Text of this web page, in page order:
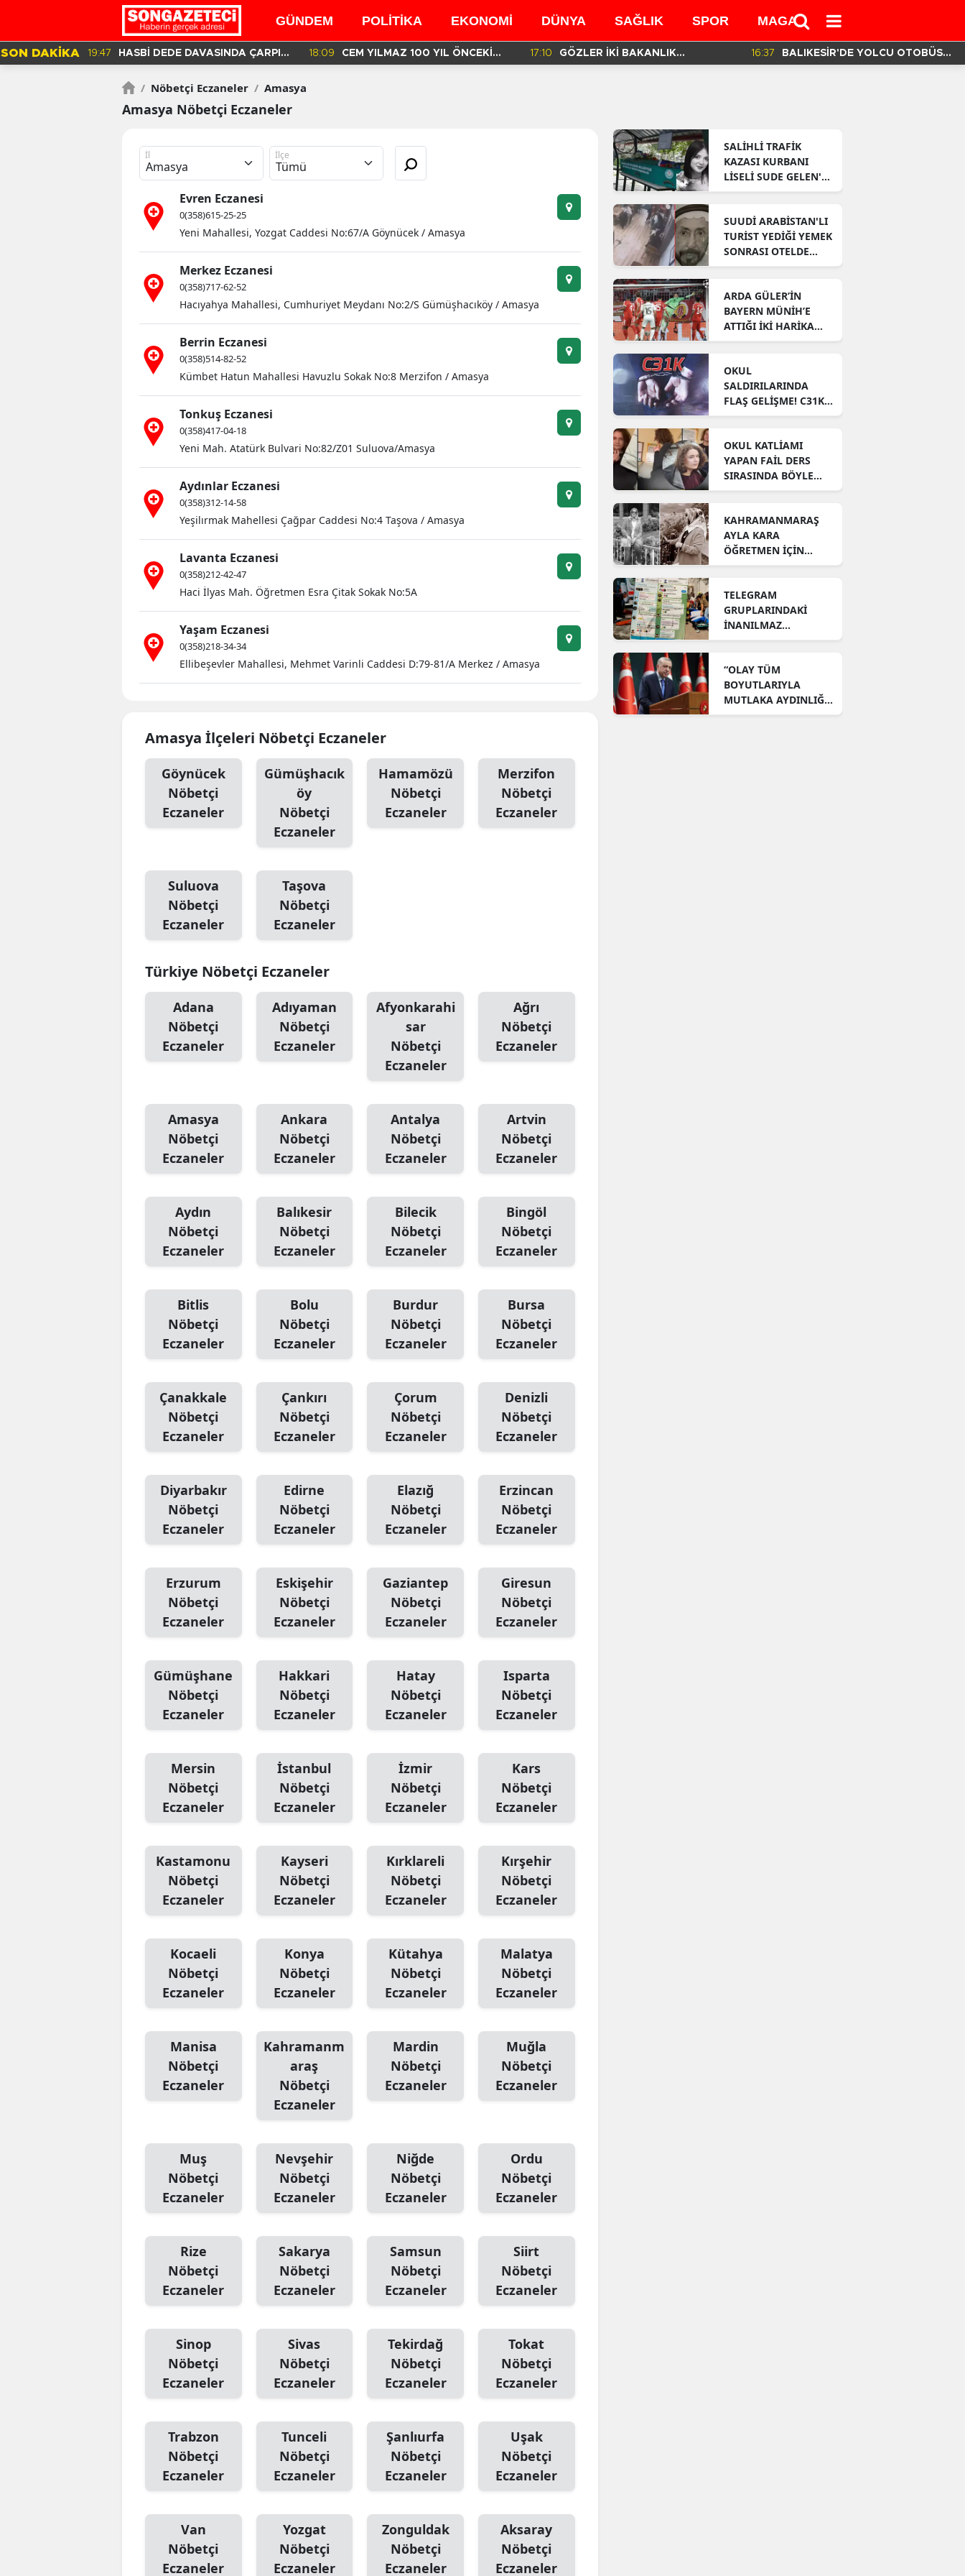
GÜNDEM POLİTİKA EKONOMİ DÜNYA SAĞLIK SPOR MAGAZİN
SON DAKİKA 19:47
HASBİ DEDE DAVASINDA ÇARPICI
DETAYLAR İLE DİJİTAL İZLER!
18:09
CEM YILMAZ 100 YIL ÖNCEKİ
BENZER GÖRÜNTÜSÜ İÇİN NE
17:10
GÖZLER İKİ BAKANLIK
MÜFETTİŞLERİNİN HAZIRLADIĞI
16:37
BALIKESİR'DE YOLCU OTOBÜSÜ
DEVRİLDİ! 3 ÖLÜ 30 YARALI VAR!
/ Nöbetçi Eczaneler / Amasya
Amasya Nöbetçi Eczaneler
İl İlçe
Evren Eczanesi
0(358)615-25-25
Yeni Mahallesi, Yozgat Caddesi No:67/A Göynücek / Amasya
Merkez Eczanesi
0(358)717-62-52
Hacıyahya Mahallesi, Cumhuriyet Meydanı No:2/S Gümüşhacıköy / Amasya
Berrin Eczanesi
0(358)514-82-52
Kümbet Hatun Mahallesi Havuzlu Sokak No:8 Merzifon / Amasya
Tonkuş Eczanesi
0(358)417-04-18
Yeni Mah. Atatürk Bulvari No:82/Z01 Suluova/Amasya
Aydınlar Eczanesi
0(358)312-14-58
Yeşilırmak Mahellesi Çağpar Caddesi No:4 Taşova / Amasya
Lavanta Eczanesi
0(358)212-42-47
Haci İlyas Mah. Öğretmen Esra Çitak Sokak No:5A
Yaşam Eczanesi
0(358)218-34-34
Ellibeşevler Mahallesi, Mehmet Varinli Caddesi D:79-81/A Merkez / Amasya
Amasya İlçeleri Nöbetçi Eczaneler
Göynücek
Nöbetçi
Eczaneler
Gümüşhacık
öy
Nöbetçi
Eczaneler
Hamamözü
Nöbetçi
Eczaneler
Merzifon
Nöbetçi
Eczaneler
Suluova
Nöbetçi
Eczaneler
Taşova
Nöbetçi
Eczaneler
Türkiye Nöbetçi Eczaneler
Adana
Nöbetçi
Eczaneler
Adıyaman
Nöbetçi
Eczaneler
Afyonkarahi
sar
Nöbetçi
Eczaneler
Ağrı
Nöbetçi
Eczaneler
Amasya
Nöbetçi
Eczaneler
Ankara
Nöbetçi
Eczaneler
Antalya
Nöbetçi
Eczaneler
Artvin
Nöbetçi
Eczaneler
Aydın
Nöbetçi
Eczaneler
Balıkesir
Nöbetçi
Eczaneler
Bilecik
Nöbetçi
Eczaneler
Bingöl
Nöbetçi
Eczaneler
Bitlis
Nöbetçi
Eczaneler
Bolu
Nöbetçi
Eczaneler
Burdur
Nöbetçi
Eczaneler
Bursa
Nöbetçi
Eczaneler
Çanakkale
Nöbetçi
Eczaneler
Çankırı
Nöbetçi
Eczaneler
Çorum
Nöbetçi
Eczaneler
Denizli
Nöbetçi
Eczaneler
Diyarbakır
Nöbetçi
Eczaneler
Edirne
Nöbetçi
Eczaneler
Elazığ
Nöbetçi
Eczaneler
Erzincan
Nöbetçi
Eczaneler
Erzurum
Nöbetçi
Eczaneler
Eskişehir
Nöbetçi
Eczaneler
Gaziantep
Nöbetçi
Eczaneler
Giresun
Nöbetçi
Eczaneler
Gümüşhane
Nöbetçi
Eczaneler
Hakkari
Nöbetçi
Eczaneler
Hatay
Nöbetçi
Eczaneler
Isparta
Nöbetçi
Eczaneler
Mersin
Nöbetçi
Eczaneler
İstanbul
Nöbetçi
Eczaneler
İzmir
Nöbetçi
Eczaneler
Kars
Nöbetçi
Eczaneler
Kastamonu
Nöbetçi
Eczaneler
Kayseri
Nöbetçi
Eczaneler
Kırklareli
Nöbetçi
Eczaneler
Kırşehir
Nöbetçi
Eczaneler
Kocaeli
Nöbetçi
Eczaneler
Konya
Nöbetçi
Eczaneler
Kütahya
Nöbetçi
Eczaneler
Malatya
Nöbetçi
Eczaneler
Manisa
Nöbetçi
Eczaneler
Kahramanm
araş
Nöbetçi
Eczaneler
Mardin
Nöbetçi
Eczaneler
Muğla
Nöbetçi
Eczaneler
Muş
Nöbetçi
Eczaneler
Nevşehir
Nöbetçi
Eczaneler
Niğde
Nöbetçi
Eczaneler
Ordu
Nöbetçi
Eczaneler
Rize
Nöbetçi
Eczaneler
Sakarya
Nöbetçi
Eczaneler
Samsun
Nöbetçi
Eczaneler
Siirt
Nöbetçi
Eczaneler
Sinop
Nöbetçi
Eczaneler
Sivas
Nöbetçi
Eczaneler
Tekirdağ
Nöbetçi
Eczaneler
Tokat
Nöbetçi
Eczaneler
Trabzon
Nöbetçi
Eczaneler
Tunceli
Nöbetçi
Eczaneler
Şanlıurfa
Nöbetçi
Eczaneler
Uşak
Nöbetçi
Eczaneler
Van
Nöbetçi
Eczaneler
Yozgat
Nöbetçi
Eczaneler
Zonguldak
Nöbetçi
Eczaneler
Aksaray
Nöbetçi
Eczaneler
SALİHLİ TRAFİK
KAZASI KURBANI
LİSELİ SUDE GELEN'E
AĞLIYOR!
SUUDİ ARABİSTAN'LI
TURİST YEDİĞİ YEMEK
SONRASI OTELDE
ÖLDÜ!
ARDA GÜLER’İN
BAYERN MÜNİH’E
ATTIĞI İKİ HARİKA
GOL TUR İÇİN
OKUL
SALDIRILARINDA
FLAŞ GELİŞME! C31K
ÜYELERİ YAKALANDI!
OKUL KATLİAMI
YAPAN FAİL DERS
SIRASINDA BÖYLE
GÖRÜNTÜLENDİ!
KAHRAMANMARAŞ
AYLA KARA
ÖĞRETMEN İÇİN
GÖZYAŞI DÖKÜYOR!
TELEGRAM
GRUPLARINDAKİ
İNANILMAZ
MESAJLAR ORTAYA
“OLAY TÜM
BOYUTLARIYLA
MUTLAKA AYDINLIĞA
KAVUŞTURULACAKTIR